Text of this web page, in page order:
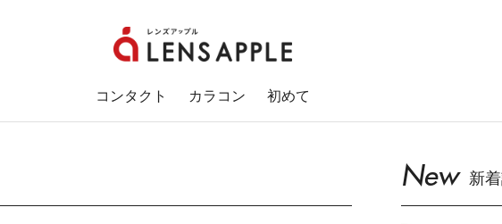
コンタクト カラコン 初めて
New 新